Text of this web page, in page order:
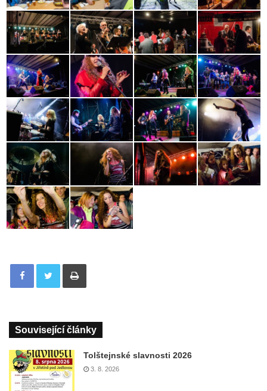
Tisknout
Související články
Tolštejnské slavnosti 2026
3. 8. 2026